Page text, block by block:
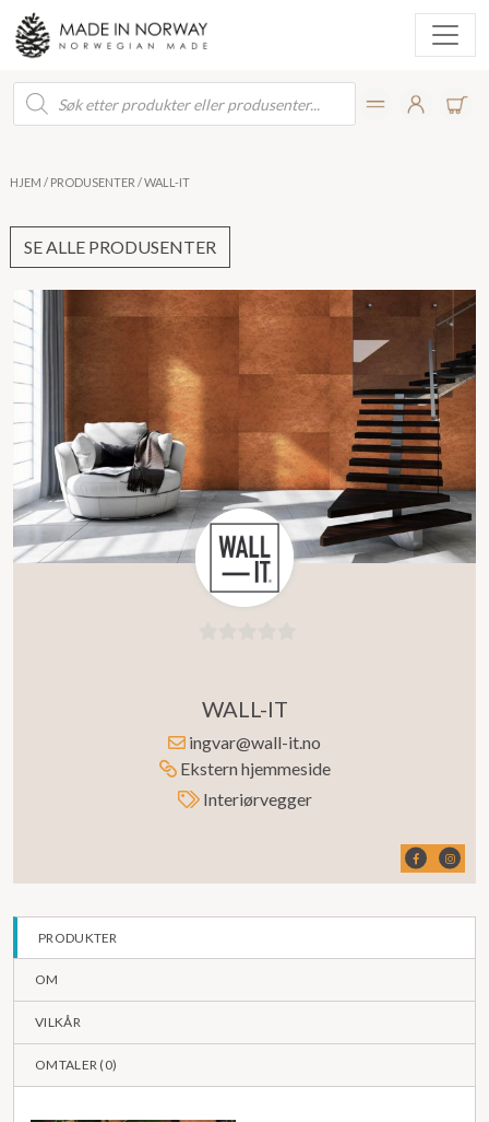
Products
search
HJEM / PRODUSENTER / WALL-IT
SE ALLE PRODUSENTER
av
5
WALL-IT
ingvar@wall-it.no
Ekstern hjemmeside
Interiørvegger
PRODUKTER
OM
VILKÅR
OMTALER (0)